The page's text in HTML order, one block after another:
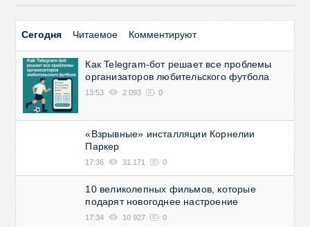
Сегодня Читаемое Комментируют
Как Telegram-бот решает все проблемы
организаторов любительского футбола
13:53 2 093 0
«Взрывные» инсталляции Корнелии
Паркер
17:36 31 171 0
10 великолепных фильмов, которые
подарят новогоднее настроение
17:34 10 927 0